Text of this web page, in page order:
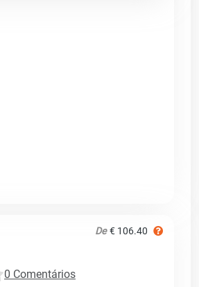
De € 106.40
0 Comentários